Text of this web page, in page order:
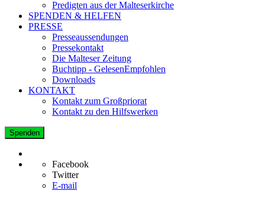
Predigten aus der Malteserkirche
SPENDEN & HELFEN
PRESSE
Presseaussendungen
Pressekontakt
Die Malteser Zeitung
Buchtipp - GelesenEmpfohlen
Downloads
KONTAKT
Kontakt zum Großpriorat
Kontakt zu den Hilfswerken
Spenden
Facebook
Twitter
E-mail